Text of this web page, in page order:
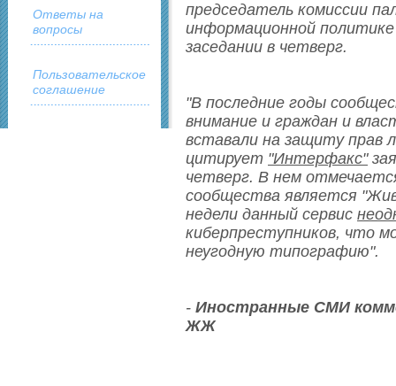
Ответы на
вопросы
Пользовательское
соглашение
председатель комиссии
информационной
заседании в четверг.
"В последние годы
внимание и граждан и
вставали на защиту прав
цитирует "Интерфакс"
четверг. В нем
сообщества является
недели данный сервис
киберпреступников, что
неугодную типографию".
- Иностранные СМИ
ЖЖ